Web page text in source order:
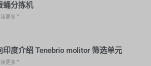
蛹分拣机
更多 ”
印度介绍 Tenebrio molitor 筛选单元
更多 ”